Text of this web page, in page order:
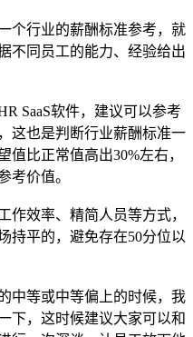
个行业的薪酬标准参考，就
不同员工的能力、经验给出
SaaS软件，建议可以参考
这也是判断行业薪酬标准一
比正常值高出30%左右，
考价值。
作效率、精简人员等方式，
持平的，避免存在50分位以
中等或中等偏上的时候，我
下，这时候建议大家可以和